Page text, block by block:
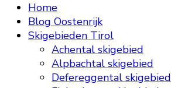
Home
Blog Oostenrijk
Skigebieden Tirol
Achental skigebied
Alpbachtal skigebied
Defereggental skigebied